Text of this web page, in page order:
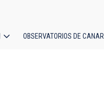
OBSERVATORIOS DE